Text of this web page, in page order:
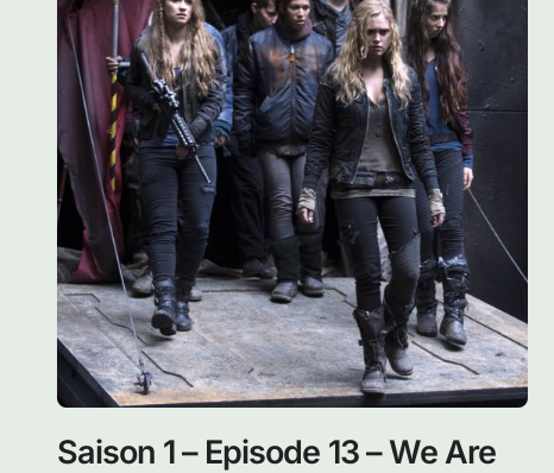
Saison 1 – Episode 13 – We Are